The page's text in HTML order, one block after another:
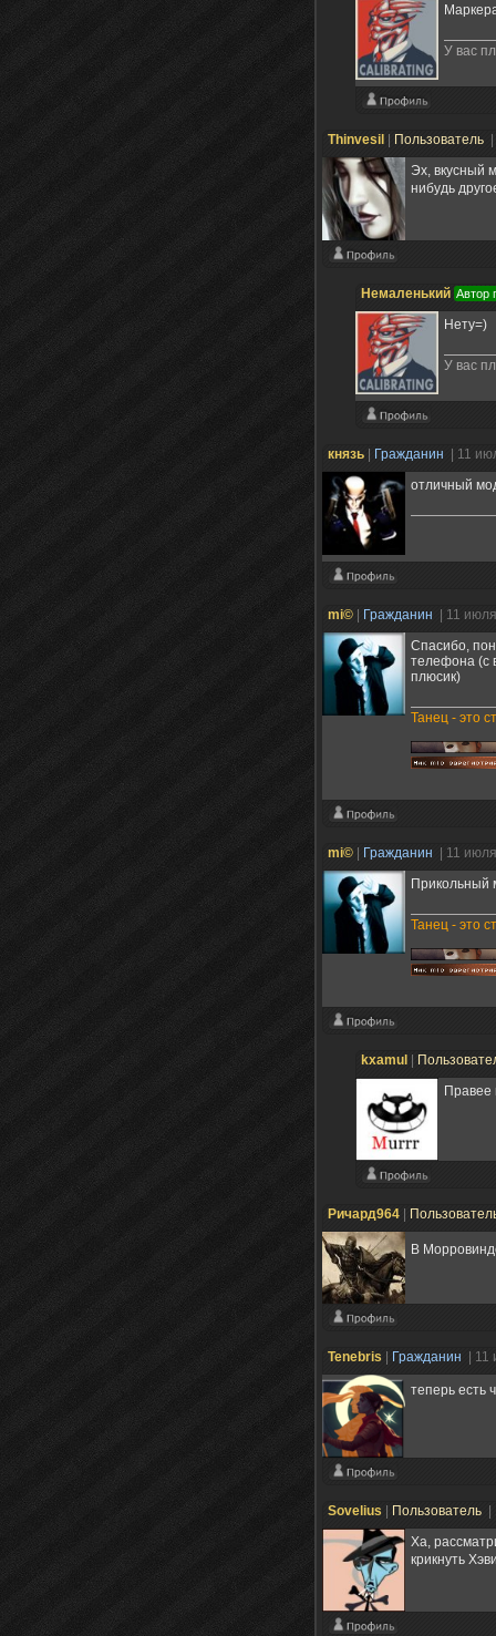
У вас
Thinvesil Пользователь
Эх, вкусный
нибудь
Немаленький Автор
Нету=)
У вас
князь Гражданин
| 11
отличный
mi© Гражданин
| 11
Спасибо,
телефона (с
плюсик)
Танец - это
mi© Гражданин
| 11
Прикольный
Танец - это
kxamul
Правее
Ричард964
В
Tenebris Гражданин |
теперь есть
Sovelius Пользователь
Ха,
крикнуть